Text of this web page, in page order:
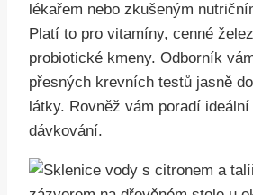
lékařem nebo zkušeným
Platí to pro vitamíny, cenné
probiotické kmeny. Odborník
přesných krevních testů jasně
látky. Rovněž vám poradí
dávkování.